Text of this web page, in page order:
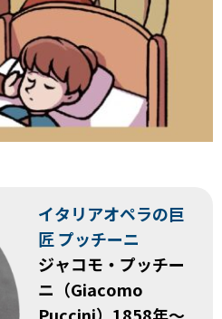
イタリアオペラの巨
匠 プッチーニ
ジャコモ・プッチー
ニ（Giacomo